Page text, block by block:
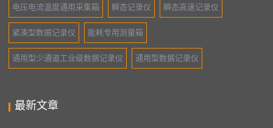
电压电流温度通用采集箱 瞬态记录仪 瞬态高速记录仪
紧凑型数据记录仪 能耗专用测量箱
通用型少通道工业级数据记录仪 通用型数据记录仪
最新文章